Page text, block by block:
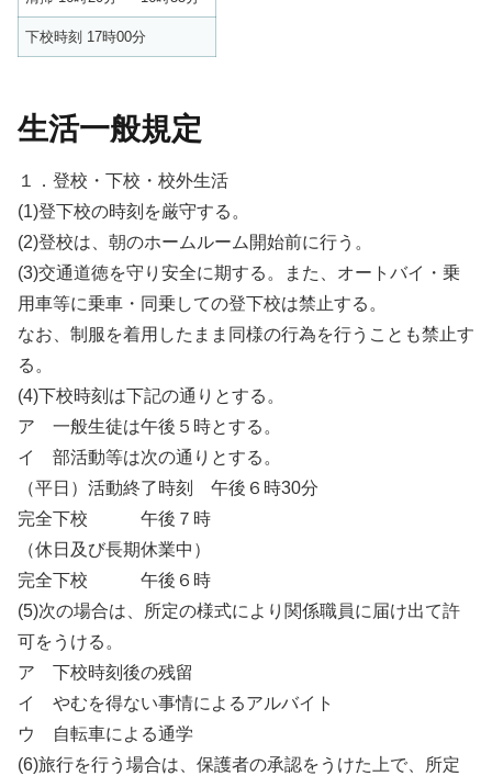
下校時刻 17時00分
⽣活⼀般規定
１．登校・下校・校外⽣活
(1)登下校の時刻を厳守する。
(2)登校は、朝のホームルーム開始前に⾏う。
(3)交通道徳を守り安全に期する。また、オートバイ・乗
⽤⾞等に乗⾞・同乗しての登下校は禁⽌する。
なお、制服を着⽤したまま同様の⾏為を⾏うことも禁⽌す
る。
(4)下校時刻は下記の通りとする。
ア ⼀般⽣徒は午後５時とする。
イ 部活動等は次の通りとする。
（平⽇）活動終了時刻 午後６時30分
完全下校 午後７時
（休⽇及び⻑期休業中）
完全下校 午後６時
(5)次の場合は、所定の様式により関係職員に届け出て許
可をうける。
ア 下校時刻後の残留
イ やむを得ない事情によるアルバイト
ウ ⾃転⾞による通学
(6)旅⾏を⾏う場合は、保護者の承認をうけた上で、所定